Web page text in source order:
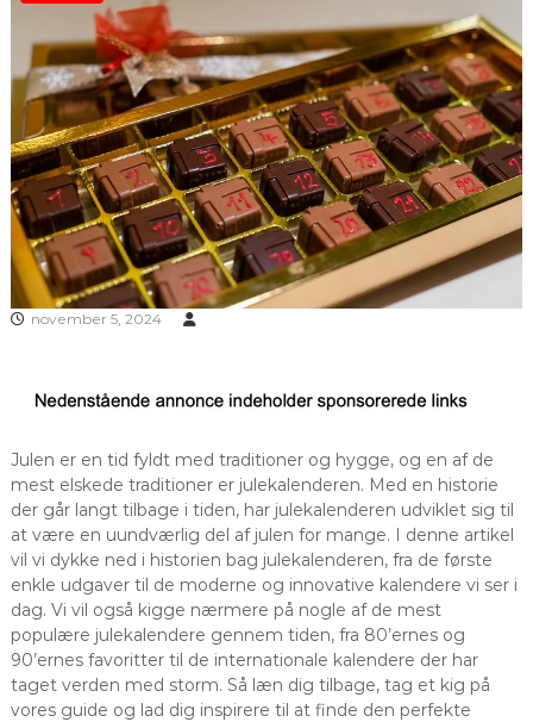
november 5, 2024
Julen er en tid fyldt med traditioner og hygge, og en af de
mest elskede traditioner er julekalenderen. Med en historie
der går langt tilbage i tiden, har julekalenderen udviklet sig til
at være en uundværlig del af julen for mange. I denne artikel
vil vi dykke ned i historien bag julekalenderen, fra de første
enkle udgaver til de moderne og innovative kalendere vi ser i
dag. Vi vil også kigge nærmere på nogle af de mest
populære julekalendere gennem tiden, fra 80’ernes og
90’ernes favoritter til de internationale kalendere der har
taget verden med storm. Så læn dig tilbage, tag et kig på
vores guide og lad dig inspirere til at finde den perfekte